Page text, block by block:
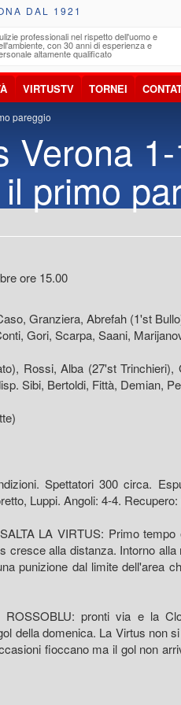
DAL 1921
professionali nel rispetto dell'uomo e
con 30 anni di esperienza e
altamente qualificato
VIRTUSTV TORNEI
pareggio
Verona
primo
ore 15.00
Granziera, Abrefah (1'st
Gori, Scarpa, Saani,
Rossi, Alba (27'st
Sibi, Bertoldi, Fittà, Demian,
Spettatori 300 circa.
Luppi. Angoli: 4-4. Recupero:
LA VIRTUS: Primo tempo
cresce alla distanza. Intorno
punizione dal limite dell'area
pronti via e la
della domenica. La Virtus non
fioccano ma il gol non